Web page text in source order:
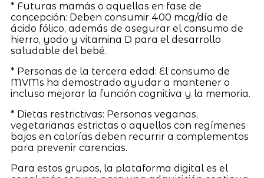
* Futuras mamás o aquellas en fase de
concepción: Deben consumir 400 mcg/día de
ácido fólico, además de asegurar el consumo de
hierro, yodo y vitamina D para el desarrollo
saludable del bebé.
* Personas de la tercera edad: El consumo de
MVMs ha demostrado ayudar a mantener o
incluso mejorar la función cognitiva y la memoria.
* Dietas restrictivas: Personas veganas,
vegetarianas estrictas o aquellos con regímenes
bajos en calorías deben recurrir a complementos
para prevenir carencias.
Para estos grupos, la plataforma digital es el